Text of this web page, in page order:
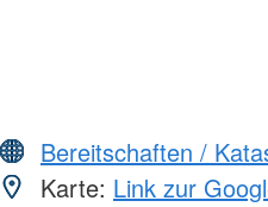
Bereitschaften /
Karte: Link zur